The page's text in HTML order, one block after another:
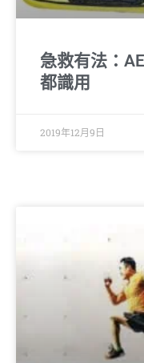
急救有法：
都識用
2019年12月9日